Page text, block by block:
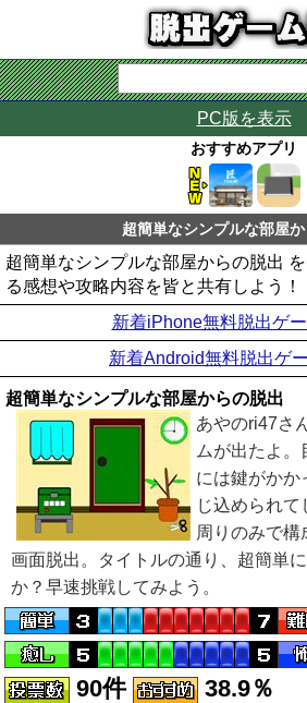
PC版を表示
おすすめアプリ
超簡単なシンプルな部屋
超簡単なシンプルな部屋からの脱出
る感想や攻略内容を皆と共有しよう！
新着iPhone無料脱出ゲ
新着Android無料脱出ゲ
超簡単なシンプルな部屋からの脱出
あやのri47さ
ムが出たよ
には鍵がかか
じ込められ
周りのみで構
画面脱出。タイトルの通り、超簡単
か？早速挑戦してみよう。
90件
38.9％